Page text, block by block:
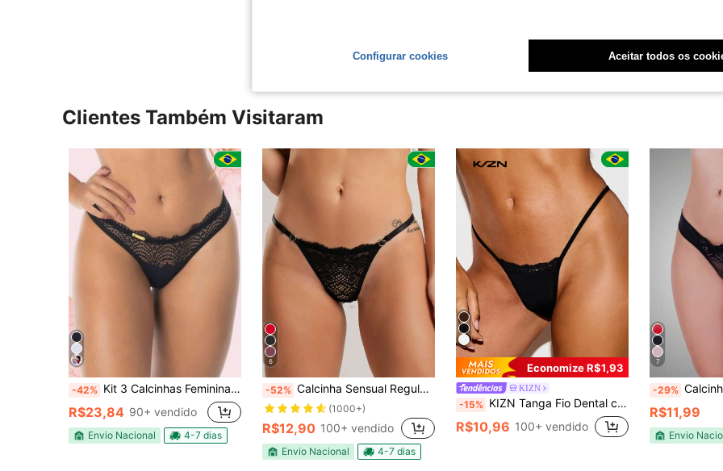
Clientes Também Visitaram
-42% Kit 3 Calcinhas Feminina Sensuais Detalhada em Renda de Cós Baixo e Forro 100% Algodão!
R$23,84 90+ vendido
Envio Nacional 4-7 dias
6
-52% Calcinha Sensual Regulavél de Coração Fio Duplo e Renda Revenda Tanga Lingerie Atacado Feminina Moda Intima
(1000+)
R$12,90 100+ vendido
Envio Nacional 4-7 dias
Economize R$1,93
KIZN
-15% KIZN Tanga Fio Dental com Recorte em Renda e Tela, Bordas Delicadas Recortadas e Laterais com Tiras
R$10,96 100+ vendido
7
-29% Calcinha de
R$11,99
Envio
Configurar cookies Aceitar todos os